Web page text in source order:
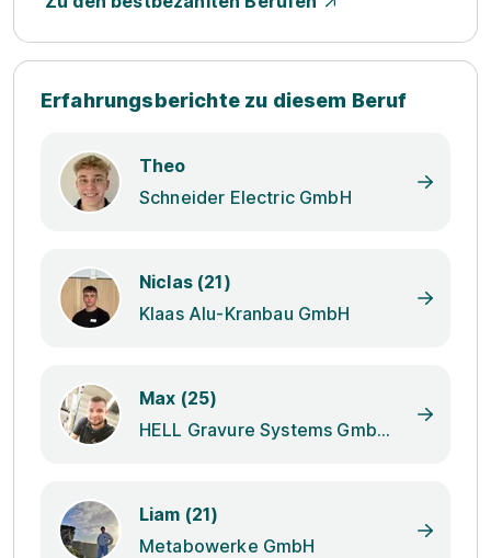
Erfahrungsberichte zu diesem Beruf
Theo
Schneider Electric GmbH
Niclas (21)
Klaas Alu-Kranbau GmbH
Max (25)
HELL Gravure Systems GmbH & Co. KG
Liam (21)
Metabowerke GmbH